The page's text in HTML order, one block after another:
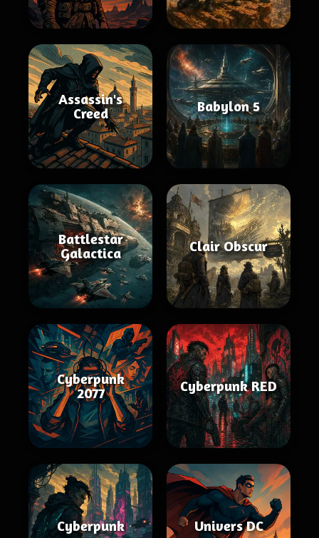
Assassin's
Creed
Babylon 5
Battlestar
Galactica
Clair Obscur
Cyberpunk
2077
Cyberpunk RED
Cyberpunk Univers DC